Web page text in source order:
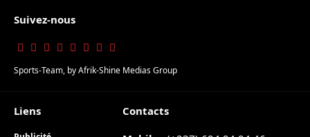
Suivez-nous
Sports-Team, byAfrik-Shine Medias Group
Liens
Contacts